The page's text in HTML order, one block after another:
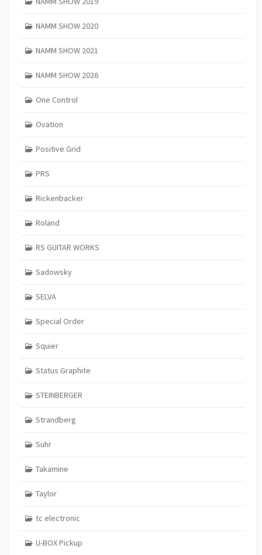
NAMM SHOW 2020
NAMM SHOW 2021
NAMM SHOW 2026
One Control
Ovation
Positive Grid
PRS
Rickenbacker
Roland
RS GUITAR WORKS
Sadowsky
SELVA
Special Order
Squier
Status Graphite
STEINBERGER
Strandberg
Suhr
Takamine
Taylor
tc electronic
U-BOX Pickup